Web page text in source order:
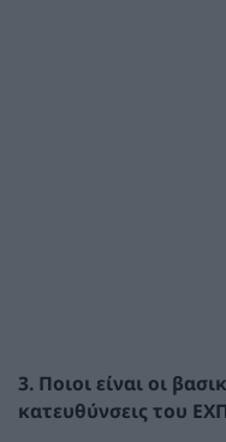
3. Ποιοι είναι οι
κατευθύνσεις του